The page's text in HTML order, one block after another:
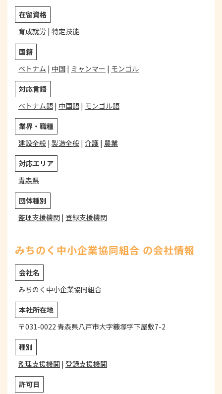
在留資格
育成就労 | 特定技能
国籍
ベトナム | 中国 | ミャンマー | モンゴル
対応言語
ベトナム語| 中国語| モンゴル語
業界・職種
建設全般 | 製造全般 | 介護 | 農業
対応エリア
青森県
団体種別
監理支援機関 | 登録支援機関
みちのく中小企業協同組合 の会社情報
会社名
みちのく中小企業協同組合
本社所在地
〒031-0022 青森県八戸市大字糠塚字下屋敷7-2
種別
監理支援機関 | 登録支援機関
許可日